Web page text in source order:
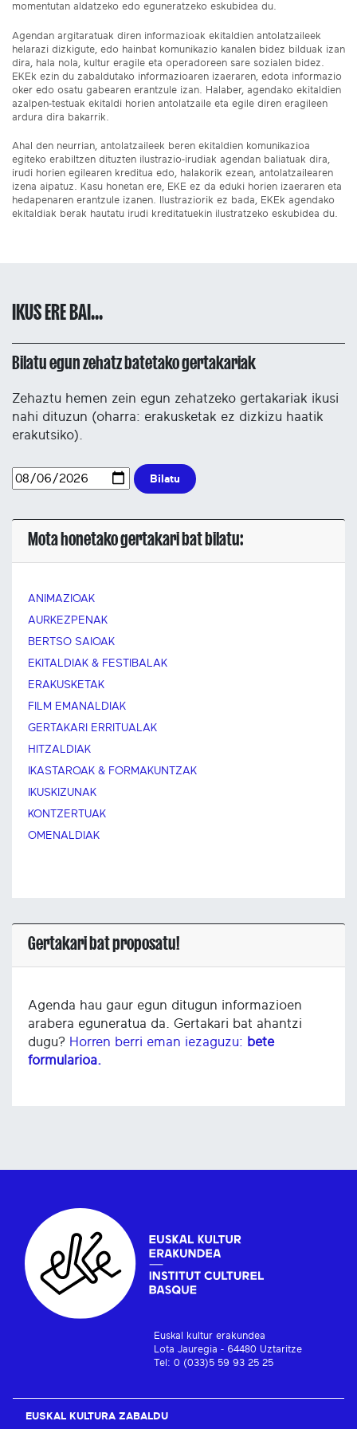
momentutan aldatzeko edo eguneratzeko eskubidea du.
Agendan argitaratuak diren informazioak ekitaldien antolatzaileek
helarazi dizkigute, edo hainbat komunikazio kanalen bidez bilduak izan
dira, hala nola, kultur eragile eta operadoreen sare sozialen bidez.
EKEk ezin du zabaldutako informazioaren izaeraren, edota informazio
oker edo osatu gabearen erantzule izan. Halaber, agendako ekitaldien
azalpen-testuak ekitaldi horien antolatzaile eta egile diren eragileen
ardura dira bakarrik.
Ahal den neurrian, antolatzaileek beren ekitaldien komunikazioa
egiteko erabiltzen dituzten ilustrazio-irudiak agendan baliatuak dira,
irudi horien egilearen kreditua edo, halakorik ezean, antolatzailearen
izena aipatuz. Kasu honetan ere, EKE ez da eduki horien izaeraren eta
hedapenaren erantzule izanen. Ilustraziorik ez bada, EKEk agendako
ekitaldiak berak hautatu irudi kreditatuekin ilustratzeko eskubidea du.
IKUS ERE BAI...
Bilatu egun zehatz batetako gertakariak
Zehaztu hemen zein egun zehatzeko gertakariak ikusi
nahi dituzun (oharra: erakusketak ez dizkizu haatik
erakutsiko).
Bilatu
Mota honetako gertakari bat bilatu:
ANIMAZIOAK
AURKEZPENAK
BERTSO SAIOAK
EKITALDIAK & FESTIBALAK
ERAKUSKETAK
FILM EMANALDIAK
GERTAKARI ERRITUALAK
HITZALDIAK
IKASTAROAK & FORMAKUNTZAK
IKUSKIZUNAK
KONTZERTUAK
OMENALDIAK
Gertakari bat proposatu!
Agenda hau gaur egun ditugun informazioen
arabera eguneratua da. Gertakari bat ahantzi
dugu? Horren berri eman iezaguzu: bete
formularioa.
Euskal kultur erakundea
Lota Jauregia - 64480 Uztaritze
Tel: 0 (033)5 59 93 25 25
EUSKAL KULTURA ZABALDU